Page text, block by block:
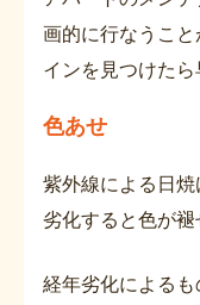
画的に行なうこ
インを見つけたら
色あせ
紫外線による日
劣化すると色が褪
経年劣化による